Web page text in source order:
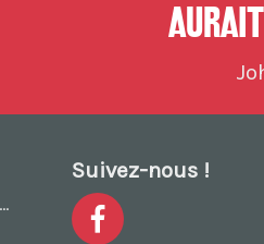
Suivez-nous !